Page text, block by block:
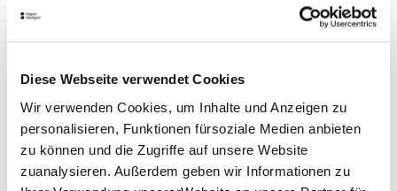
Diese Webseite verwendet Cookies
Wir verwenden Cookies, um Inhalte und Anzeigen zu
personalisieren, Funktionen fürsoziale Medien anbieten
zu können und die Zugriffe auf unsere Website
zuanalysieren. Außerdem geben wir Informationen zu
Oder, wie die Band es selbst formuliert: „Lasst uns
Feinkrach mit Schönklang kreuzen, leise aufbegehren
Dust in Bloom
"Dust in Bloom" steht für handgemachte
Gitarrenmusik, die sich irgendwo im Kosmos
zwischen Shoegaze, Grunge und Indie Rock der